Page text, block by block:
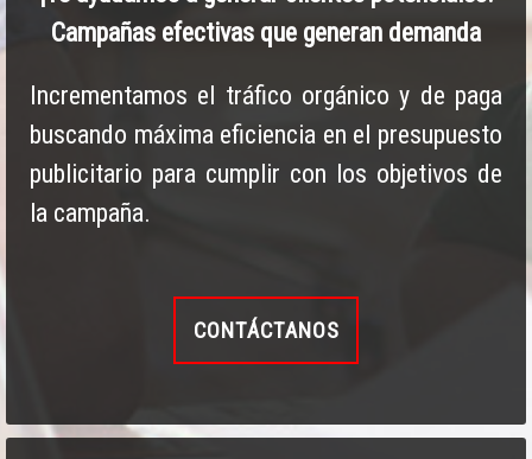
Campañas efectivas que generan demanda
Incrementamos el tráfico orgánico y de paga
buscando máxima eficiencia en el presupuesto
publicitario para cumplir con los objetivos de
la campaña.
CONTÁCTANOS